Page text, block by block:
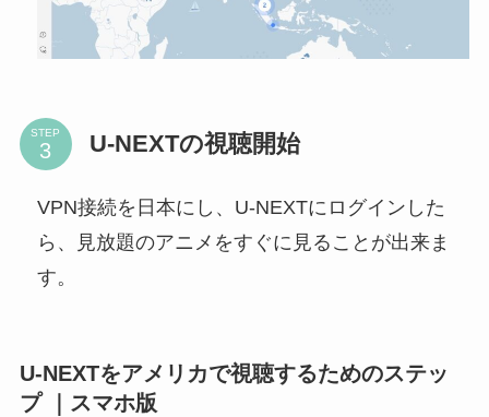
STEP U-NEXTの視聴開始
VPN接続を日本にし、U-NEXTにログインした
ら、見放題のアニメをすぐに見ることが出来ま
す。
U-NEXTをアメリカで視聴するためのステッ
プ ｜スマホ版